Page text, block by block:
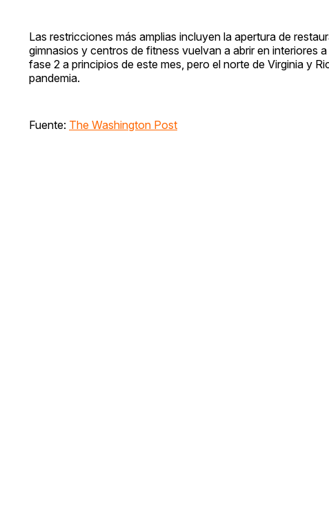
Las restricciones más amplias incluyen la apertura de
gimnasios y centros de fitness vuelvan a abrir en interiores
fase 2 a principios de este mes, pero el norte de Virginia y
pandemia.
Fuente: The Washington Post